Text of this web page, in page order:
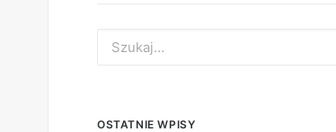
for:
OSTATNIE WPISY